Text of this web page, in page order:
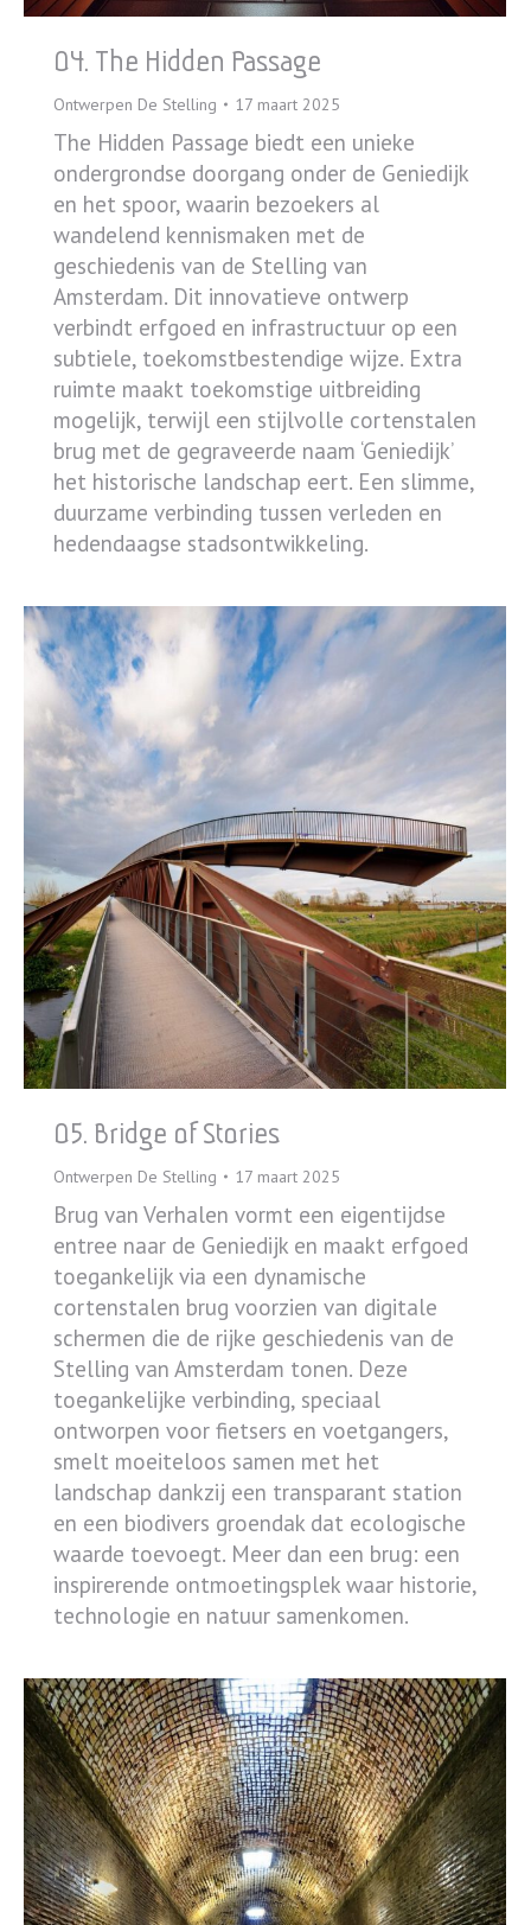
04. The Hidden Passage
Ontwerpen De Stelling 17 maart 2025
The Hidden Passage biedt een unieke
ondergrondse doorgang onder de Geniedijk
en het spoor, waarin bezoekers al
wandelend kennismaken met de
geschiedenis van de Stelling van
Amsterdam. Dit innovatieve ontwerp
verbindt erfgoed en infrastructuur op een
subtiele, toekomstbestendige wijze. Extra
ruimte maakt toekomstige uitbreiding
mogelijk, terwijl een stijlvolle cortenstalen
brug met de gegraveerde naam ‘Geniedijk’
het historische landschap eert. Een slimme,
duurzame verbinding tussen verleden en
hedendaagse stadsontwikkeling.
05. Bridge of Stories
Ontwerpen De Stelling 17 maart 2025
Brug van Verhalen vormt een eigentijdse
entree naar de Geniedijk en maakt erfgoed
toegankelijk via een dynamische
cortenstalen brug voorzien van digitale
schermen die de rijke geschiedenis van de
Stelling van Amsterdam tonen. Deze
toegankelijke verbinding, speciaal
ontworpen voor fietsers en voetgangers,
smelt moeiteloos samen met het
landschap dankzij een transparant station
en een biodivers groendak dat ecologische
waarde toevoegt. Meer dan een brug: een
inspirerende ontmoetingsplek waar historie,
technologie en natuur samenkomen.